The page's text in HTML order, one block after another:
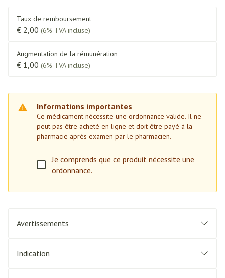
Taux de remboursement
€ 2,00 (6% TVA incluse)
Augmentation de la rémunération
€ 1,00 (6% TVA incluse)
Informations importantes
Ce médicament nécessite une ordonnance valide. Il ne
peut pas être acheté en ligne et doit être payé à la
pharmacie après examen par le pharmacien.
Je comprends que ce produit nécessite une
ordonnance.
Avertissements
Indication